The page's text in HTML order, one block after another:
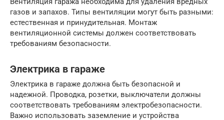
газов и запахов. Типы вентиляции могут быть разными:
естественная и принудительная. Монтаж
вентиляционной системы должен соответствовать
требованиям безопасности.
Электрика в гараже
Электрика в гараже должна быть безопасной и
надежной. Проводка, розетки, выключатели должны
соответствовать требованиям электробезопасности.
Важно использовать заземление и устройства